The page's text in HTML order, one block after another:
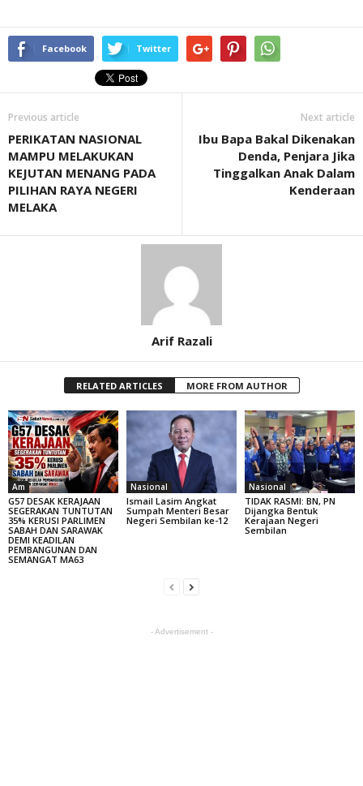
Facebook Twitter
Previous article
PERIKATAN NASIONAL
MAMPU MELAKUKAN
KEJUTAN MENANG PADA
PILIHAN RAYA NEGERI
MELAKA
Next article
Ibu Bapa Bakal Dikenakan
Denda, Penjara Jika
Tinggalkan Anak Dalam
Kenderaan
Arif Razali
RELATED ARTICLES MORE FROM AUTHOR
Am
G57 DESAK KERAJAAN
SEGERAKAN TUNTUTAN
35% KERUSI PARLIMEN
SABAH DAN SARAWAK
DEMI KEADILAN
PEMBANGUNAN DAN
SEMANGAT MA63
Nasional
Ismail Lasim Angkat
Sumpah Menteri Besar
Negeri Sembilan ke-12
Nasional
TIDAK RASMI: BN, PN
Dijangka Bentuk
Kerajaan Negeri
Sembilan
- Advertisement -